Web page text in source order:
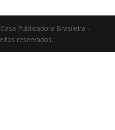
Publicadora Brasileira -
reservados.